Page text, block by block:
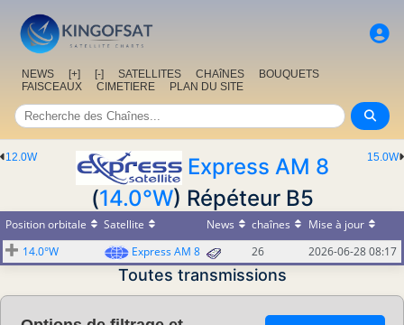
NEWS [+] [-] SATELLITES CHAîNES
BOUQUETS
FAISCEAUX
CIMETIERE PLAN DU SITE
15.0W
12.0W
Express AM 8
(14.0°W) Répéteur B5
Position orbitale Satellite News chaînes
Mise à jour
14.0°W
Express AM 8 26 2026-06-28 08:17
Toutes transmissions